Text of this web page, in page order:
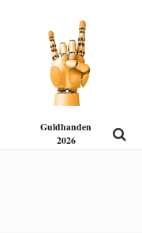
Guldhanden
2026